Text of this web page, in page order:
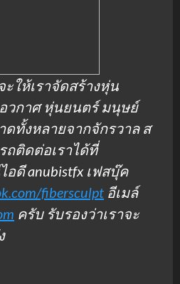
ให้เราจัดสร้างหุ่น
วกาศ หุ่นยนตร์ มนุษย์
ดทั้งหลายจากจักรวาล ส
ถติดต่อเราได้ที่
ดี anubistfx เฟสบุ๊ค
fibersculpt อีเมล์
ครับ รับรองว่าเราจะ